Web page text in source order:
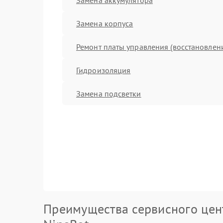
Замена корпуса
Ремонт платы управления
Гидроизоляция
Замена подсветки
Преимущества сервисного